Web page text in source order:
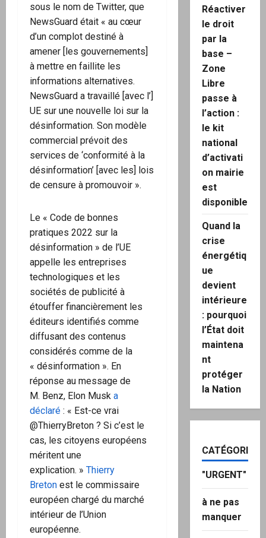
sous le nom de Twitter, que
NewsGuard était « au cœur
d’un complot destiné à
amener [les gouvernements]
à mettre en faillite les
informations alternatives.
NewsGuard a travaillé [avec l’]
UE sur une nouvelle loi sur la
désinformation. Son modèle
commercial prévoit des
services de ‘conformité à la
désinformation’ [avec les] lois
de censure à promouvoir ».
Le « Code de bonnes
pratiques 2022 sur la
désinformation » de l’UE
appelle les entreprises
technologiques et les
sociétés de publicité à
étouffer financièrement les
éditeurs identifiés comme
diffusant des contenus
considérés comme de la
« désinformation ». En
réponse au message de
M. Benz, Elon Musk a
déclaré : « Est-ce vrai
@ThierryBreton ? Si c’est le
cas, les citoyens européens
méritent une
explication. » Thierry
Breton est le commissaire
européen chargé du marché
intérieur de l’Union
européenne.
Réactiver
le droit
par la
base –
Zone
Libre
passe à
l’action :
le kit
national
d’activati
on mairie
est
disponible
Quand la
crise
énergétiq
ue
devient
intérieure
: pourquoi
l’État doit
maintena
nt
protéger
la Nation
CATÉGORIES
"URGENT"
à ne pas
manquer